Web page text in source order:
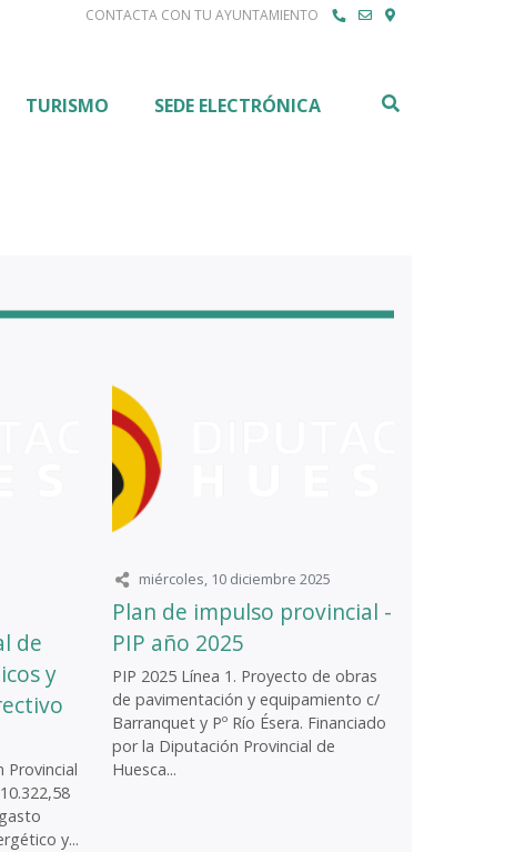
CONTACTA CON TU AYUNTAMIENTO
TURISMO SEDE ELECTRÓNICA
de
y
Provincial
y...
miércoles, 10 diciembre 2025
Plan de impulso provincial -
PIP año 2025
PIP 2025 Línea 1. Proyecto de obras
de pavimentación y equipamiento c/
Barranquet y Pº Río Ésera. Financiado
por la Diputación Provincial de
Huesca...